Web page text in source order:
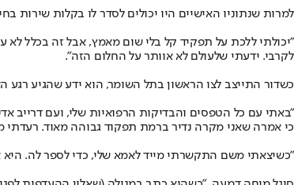
למרות שנתוניו האישיים היו יכולים לסדר לו בקלות שירות
"יכולתי ללכת על תפקיד קל בלי שום מאמץ, אבל זה בכלל לא
לקרבי. ידעתי שלעולם לא אוותר על החלום הזה".
כשדור התייצב לצו הראשון בתל השומר, הוא ידע שהגיע רגע האמת שלו.
כי אמרה שאני מקרה נדיר ברמת תפקוד גבוהה מאוד. רעדתי
"כשיצאתי משם התקשרתי מייד לאמא שלי, כדי לספר לה.